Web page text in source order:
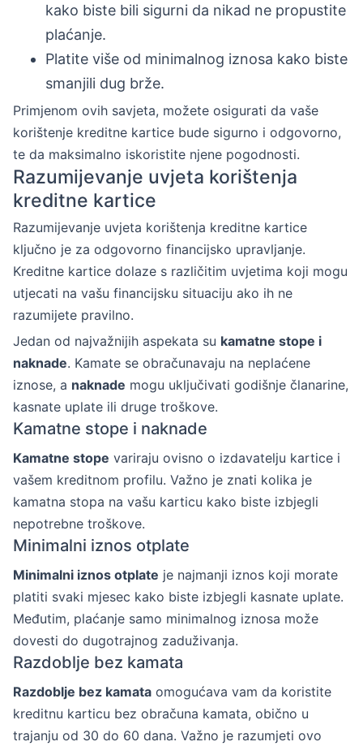
kako biste bili sigurni da nikad ne propustite
plaćanje.
Platite više od minimalnog iznosa kako biste
smanjili dug brže.
Primjenom ovih savjeta, možete osigurati da vaše
korištenje kreditne kartice bude sigurno i odgovorno,
te da maksimalno iskoristite njene pogodnosti.
Razumijevanje uvjeta korištenja
kreditne kartice
Razumijevanje uvjeta korištenja kreditne kartice
ključno je za odgovorno financijsko upravljanje.
Kreditne kartice dolaze s različitim uvjetima koji mogu
utjecati na vašu financijsku situaciju ako ih ne
razumijete pravilno.
Jedan od najvažnijih aspekata su kamatne stope i
naknade. Kamate se obračunavaju na neplaćene
iznose, a naknade mogu uključivati godišnje članarine,
kasnate uplate ili druge troškove.
Kamatne stope i naknade
Kamatne stope variraju ovisno o izdavatelju kartice i
vašem kreditnom profilu. Važno je znati kolika je
kamatna stopa na vašu karticu kako biste izbjegli
nepotrebne troškove.
Minimalni iznos otplate
Minimalni iznos otplate je najmanji iznos koji morate
platiti svaki mjesec kako biste izbjegli kasnate uplate.
Međutim, plaćanje samo minimalnog iznosa može
dovesti do dugotrajnog zaduživanja.
Razdoblje bez kamata
Razdoblje bez kamata omogućava vam da koristite
kreditnu karticu bez obračuna kamata, obično u
trajanju od 30 do 60 dana. Važno je razumjeti ovo